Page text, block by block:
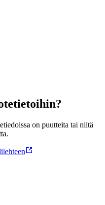
on puutteita tai niitä